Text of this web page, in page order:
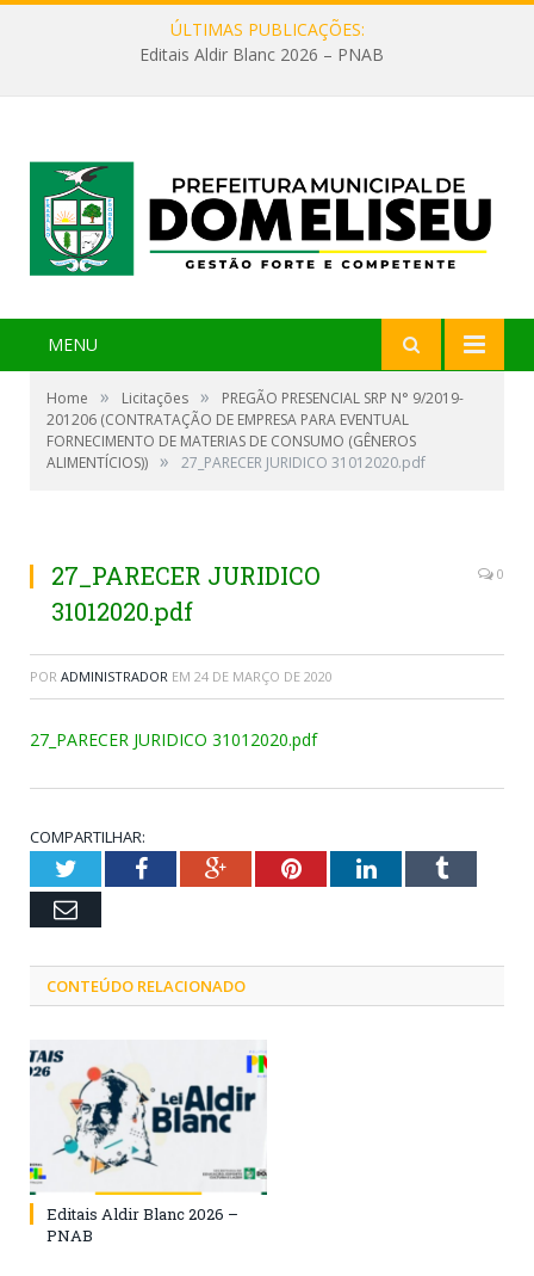
ÚLTIMAS PUBLICAÇÕES:
Editais Aldir Blanc 2026 – PNAB
MENU
Home » Licitações »
PREGÃO PRESENCIAL SRP N° 9/2019-
201206 (CONTRATAÇÃO DE EMPRESA PARA EVENTUAL
FORNECIMENTO DE MATERIAS DE CONSUMO (GÊNEROS
ALIMENTÍCIOS)) » 27_PARECER JURIDICO 31012020.pdf
27_PARECER JURIDICO
31012020.pdf
0
POR ADMINISTRADOR EM 24 DE MARÇO DE 2020
27_PARECER JURIDICO 31012020.pdf
COMPARTILHAR:
TwitterFacebookGoogle+PinterestLinkedInTumblr
Email
CONTEÚDO RELACIONADO
Editais Aldir Blanc 2026 –
PNAB